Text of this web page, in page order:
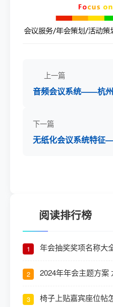
上一篇
音频会议系统——杭
下一篇
无纸化会议系统特征
阅读排行榜
1 年会抽奖奖项名称大
2 2024年年会主题方案
3 椅子上贴嘉宾座位帖